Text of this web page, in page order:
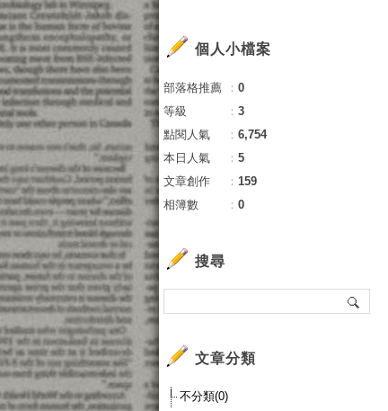
個人小檔案
部落格推薦 ： 0
等級
： 3
點閱人氣
： 6,754
本日人氣
： 5
文章創作
： 159
相簿數
： 0
搜尋
文章分類
不分類(0)